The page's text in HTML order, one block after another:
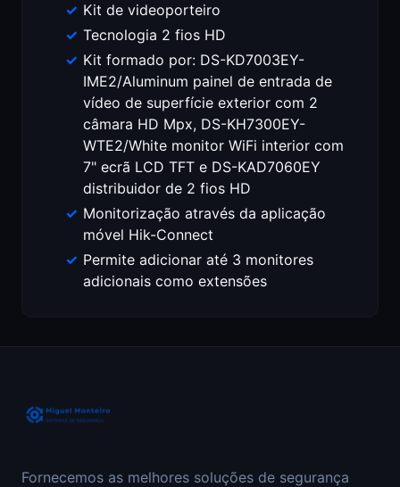
Kit de videoporteiro
Tecnologia 2 fios HD
Kit formado por: DS-KD7003EY-
IME2/Aluminum painel de entrada de
vídeo de superfície exterior com 2
câmara HD Mpx, DS-KH7300EY-
WTE2/White monitor WiFi interior com
7" ecrã LCD TFT e DS-KAD7060EY
distribuidor de 2 fios HD
Monitorização através da aplicação
móvel Hik-Connect
Permite adicionar até 3 monitores
adicionais como extensões
Fornecemos as melhores soluções de segurança